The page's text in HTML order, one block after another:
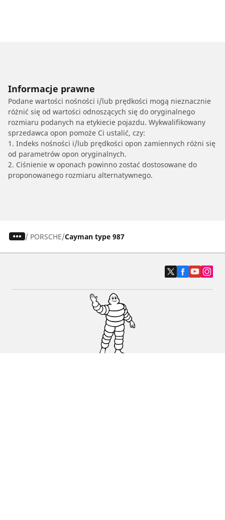
Informacje prawne
Podane wartości nośności i/lub prędkości mogą nieznacznie
różnić się od wartości odnoszących się do oryginalnego
rozmiaru podanych na etykiecie pojazdu. Wykwalifikowany
sprzedawca opon pomoże Ci ustalić, czy:
1. Indeks nośności i/lub prędkości opon zamiennych różni się
od parametrów opon oryginalnych.
2. Ciśnienie w oponach powinno zostać dostosowane do
proponowanego rozmiaru alternatywnego.
/ PORSCHE Cayman type 987